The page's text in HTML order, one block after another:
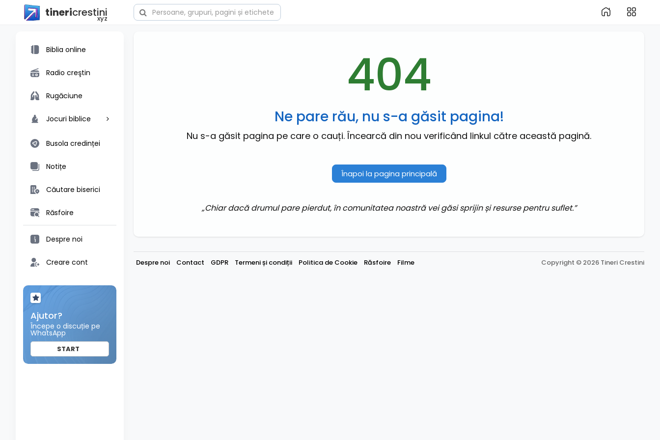
tinericrestini
xyz
Biblia online
Radio creştin
Rugăciune
Jocuri biblice
Busola credinței
Notițe
Căutare biserici
Răsfoire
Despre noi
Creare cont
Ajutor?
Începe o discuție pe
WhatsApp
START
404
Ne pare rău, nu s-a găsit pagina!
Nu s-a găsit pagina pe care o cauți. Încearcă din nou verificând linkul către această pagină.
Înapoi la pagina principală
„Chiar dacă drumul pare pierdut, în comunitatea noastră vei găsi sprijin și resurse pentru suflet.”
Despre noi Contact GDPR Termeni și condiții Politica de Cookie Răsfoire Filme Copyright © 2026 Tineri Crestini